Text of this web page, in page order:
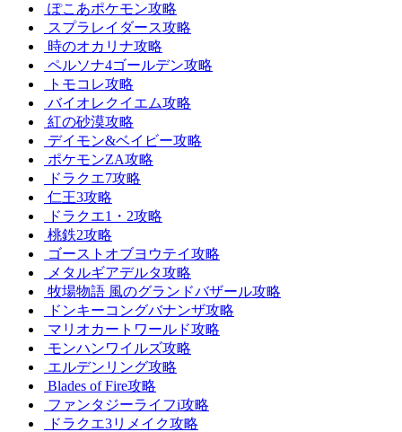
ぽこあポケモン攻略
スプラレイダース攻略
時のオカリナ攻略
ペルソナ4ゴールデン攻略
トモコレ攻略
バイオレクイエム攻略
紅の砂漠攻略
デイモン&ベイビー攻略
ポケモンZA攻略
ドラクエ7攻略
仁王3攻略
ドラクエ1・2攻略
桃鉄2攻略
ゴーストオブヨウテイ攻略
メタルギアデルタ攻略
牧場物語 風のグランドバザール攻略
ドンキーコングバナンザ攻略
マリオカートワールド攻略
モンハンワイルズ攻略
エルデンリング攻略
Blades of Fire攻略
ファンタジーライフi攻略
ドラクエ3リメイク攻略